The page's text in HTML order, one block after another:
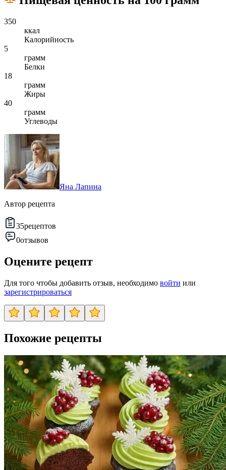
350
ккал
Калорийность
5
грамм
Белки
18
грамм
Жиры
40
грамм
Углеводы
Яна Лапина
Автор рецепта
35рецептов
0отзывов
Оцените рецепт
Для того чтобы добавить отзыв, необходимо войти или
зарегистрироваться
Похожие рецепты